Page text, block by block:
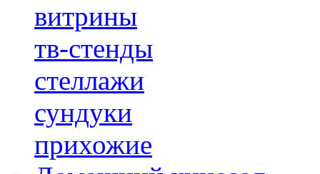
витрины
тв-стенды
стеллажи
сундуки
прихожие